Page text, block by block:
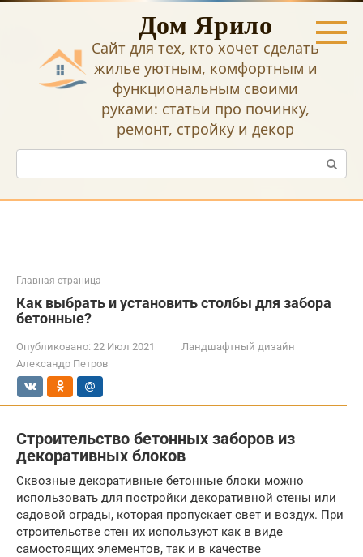
Перейти
Дом Ярило
Сайт для тех, кто хочет сделать
жилье уютным, комфортным и
функциональным своими
руками: статьи про починку,
ремонт, стройку и декор
Поиск:
Главная страница
Как выбрать и установить столбы для забора
бетонные?
Опубликовано: 22 Июл 2021
Ландшафтный дизайн
Александр Петров
Строительство бетонных заборов из
декоративных блоков
Сквозные декоративные бетонные блоки можно
использовать для постройки декоративной стены или
садовой ограды, которая пропускает свет и воздух. При
строительстве стен их используют как в виде
самостоящих элементов, так и в качестве